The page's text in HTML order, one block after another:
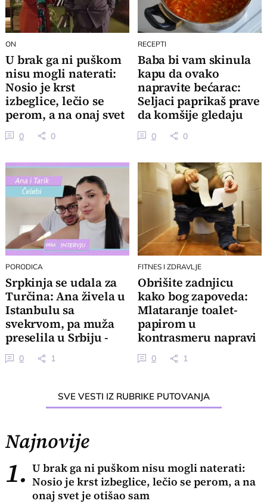
ON
U brak ga ni puškom
nisu mogli naterati:
Nosio je krst
izbeglice, lečio se
perom, a na onaj svet
je otišao sam
0 0
RECEPTI
Baba bi vam skinula
kapu da ovako
napravite bećarac:
Seljaci paprikaš prave
da komšije gledaju
preko tarabe
0 0
PORODICA
Srpkinja se udala za
Turčina: Ana živela u
Istanbulu sa
svekrvom, pa muža
preselila u Srbiju -
ovako sad žive
0 1
FITNES I ZDRAVLJE
Obrišite zadnjicu
kako bog zapoveda:
Mlataranje toalet-
papirom u
kontrasmeru napravi
ozbiljan problem u
gaćama
0 1
SVE VESTI IZ RUBRIKE PUTOVANJA
Najnovije
1. U brak ga ni puškom nisu mogli naterati:
Nosio je krst izbeglice, lečio se perom, a na
onaj svet je otišao sam